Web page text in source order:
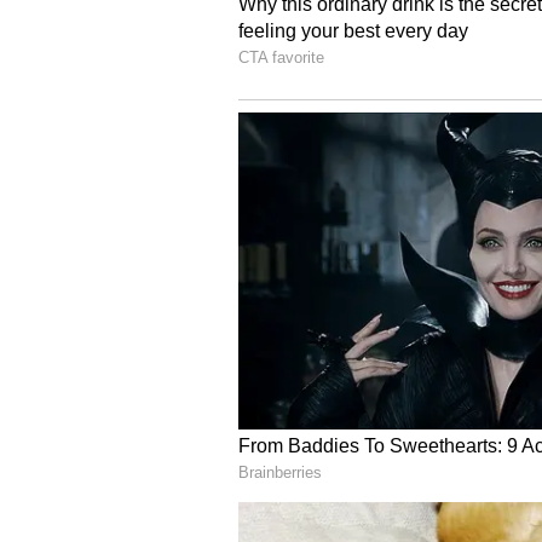
Our Own
ತೀಟೆ ತೀರಿಸಿಕೊಳ್ಳುವವರು
ಟ್ರೋಲ್​ ಮಾಡುತ್ತಲೇ ತಮ್ಮ ಜೀವನವನ್ನು
ನಟಿಯರು ಯಾವಾಗ ಫೋಟೋ ಹಾಕ್ತಾರೆ,,
ಅದಕ್ಕೆ ಕಾರಣ, ತಮ್ಮ ಡಿಕ್ಷನರಿಯಲ್ಲಿ
ತೀರಿಸಿಕೊಳ್ಳುವವರ ಹಂಬಲ ಇವರದ್ದು.